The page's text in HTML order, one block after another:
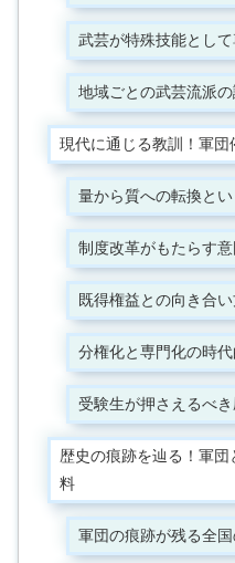
武芸が特殊技能とし
地域ごとの武芸流派
現代に通じる教訓！軍
量から質への転換と
制度改革がもたらす
既得権益との向き合
分権化と専門化の時
受験生が押さえるべ
歴史の痕跡を辿る！軍
料
軍団の痕跡が残る全